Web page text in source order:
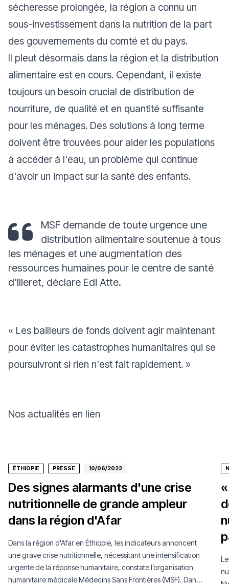
sécheresse prolongée, la région a connu un
sous-investissement dans la nutrition de la part
des gouvernements du comté et du pays.
Il pleut désormais dans la région et la distribution
alimentaire est en cours. Cependant, il existe
toujours un besoin crucial de distribution de
nourriture, de qualité et en quantité suffisante
pour les ménages. Des solutions à long terme
doivent être trouvées pour aider les populations
à accéder à l'eau, un problème qui continue
d'avoir un impact sur la santé des enfants.
MSF demande de toute urgence une
distribution alimentaire soutenue à tous
les ménages et une augmentation des
ressources humaines pour le centre de santé
d'Illeret, déclare Edi Atte.
« Les bailleurs de fonds doivent agir maintenant
pour éviter les catastrophes humanitaires qui se
poursuivront si rien n'est fait rapidement. »
Nos actualités en lien
ÉTHIOPIE PRESSE 10/06/2022
Des signes alarmants d'une crise
nutritionnelle de grande ampleur
dans la région d'Afar
Dans la région d'Afar en Éthiopie, les indicateurs annoncent
une grave crise nutritionnelle, nécessitant une intensification
urgente de la réponse humanitaire, constate l’organisation
humanitaire médicale Médecins Sans Frontières (MSF). Dans